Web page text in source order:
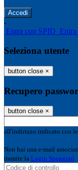
-
Entra con SPID
Seleziona utente
button close ×
Recupero
button close ×
all'indirizzo indicato con
Non hai una e-mail
tramite la Login Spaggiari